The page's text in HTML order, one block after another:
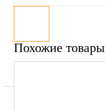
Похожие товары